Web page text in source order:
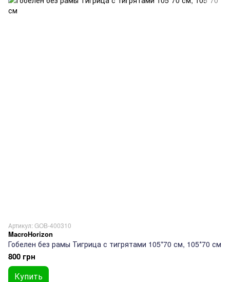
Артикул: GOB-400310
MacroHorizon
Гобелен без рамы Тигрица с тигрятами 105*70 см, 105*70 см
800 грн
Купить